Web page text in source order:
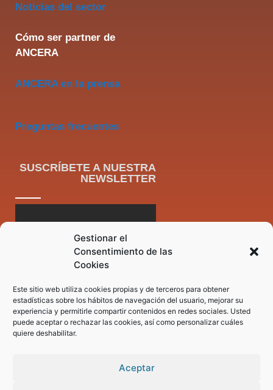
Gestionar el
Consentimiento de las
Cookies
Este sitio web utiliza cookies propias y de terceros para obtener
estadísticas sobre los hábitos de navegación del usuario, mejorar su
experiencia y permitirle compartir contenidos en redes sociales. Usted
puede aceptar o rechazar las cookies, así como personalizar cuáles
quiere deshabilitar.
Aceptar
Noticias del sector
Cómo ser partner de
ANCERA
ANCERA en la prensa
Preguntas frecuentes
SUSCRÍBETE A NUESTRA
NEWSLETTER